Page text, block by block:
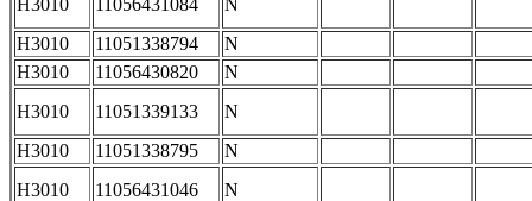
H3010
11056431084
N
H3010
11051338794
N
H3010
11056430820
N
H3010
11051339133
N
H3010
11051338795
N
H3010
11056431046 N